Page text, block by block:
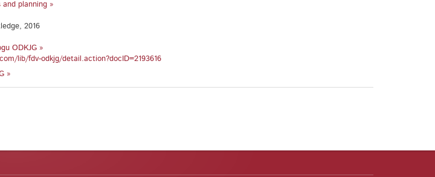
and planning »
2016
ODKJG »
lib/fdv-odkjg/detail.action?docID=2193616
»